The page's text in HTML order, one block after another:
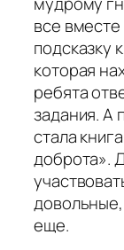
все вместе
подсказку
которая
ребята
задания. А
стала
доброта».
еще.